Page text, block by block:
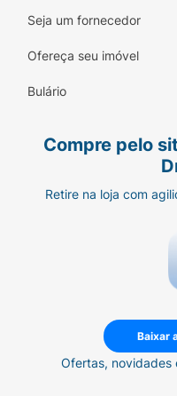
Seja um fornecedor
Ofereça seu imóvel
Bulário
Compre pelo
Retire na loja com
Baixar
Ofertas, novidades